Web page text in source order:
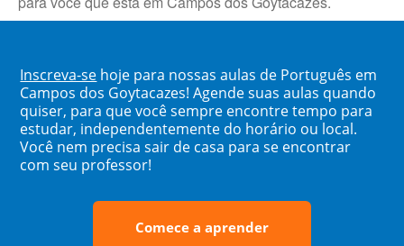
Inscreva-se hoje para nossas aulas de Português em
Campos dos Goytacazes! Agende suas aulas quando
quiser, para que você sempre encontre tempo para
estudar, independentemente do horário ou local.
Você nem precisa sair de casa para se encontrar
com seu professor!
Comece a aprender